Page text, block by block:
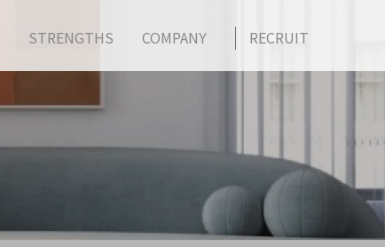
STRENGTHS COMPANY RECRUIT